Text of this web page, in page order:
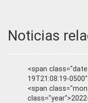
Noticias
<span
19T21:08:19-
<span